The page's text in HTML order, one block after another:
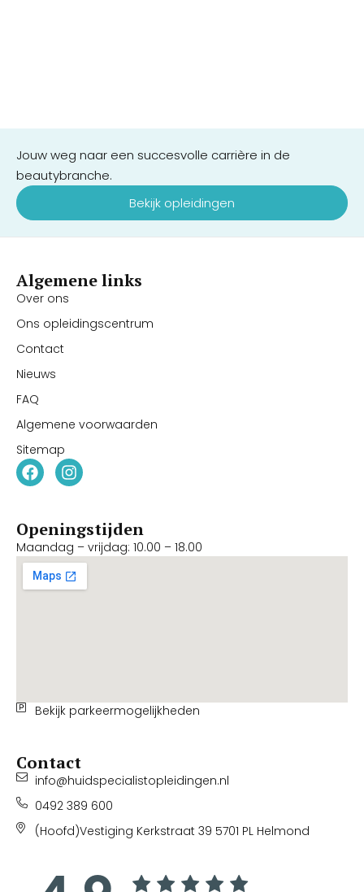
Jouw weg naar een succesvolle carrière in de
beautybranche.
Bekijk opleidingen
Algemene links
Over ons
Ons opleidingscentrum
Contact
Nieuws
FAQ
Algemene voorwaarden
Sitemap
Openingstijden
Maandag – vrijdag: 10.00 – 18.00
Bekijk parkeermogelijkheden
Contact
info@huidspecialistopleidingen.nl
0492 389 600
(Hoofd)Vestiging Kerkstraat 39 5701 PL Helmond